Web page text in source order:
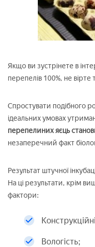
Якщо ви зустрінете в
перепелів 100%, не
Спростувати подібного
ідеальних умовах
перепелиних яєць
незаперечний факт
Результат штучної
На ці результати, крім
фактори:
Вологість;